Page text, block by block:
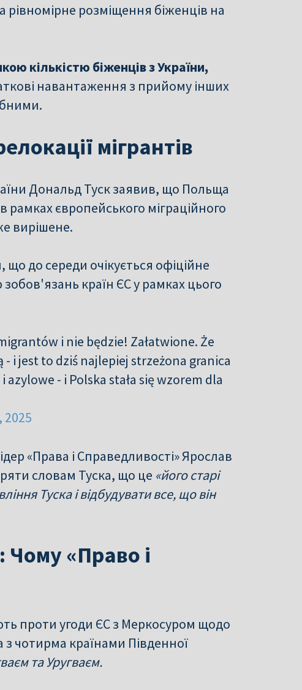
рівномірне розміщення біженців на
кількістю біженців з України,
навантаження з прийому інших
мігрантів
Дональд Туск заявив, що Польща
рамках європейського міграційного
вирішене.
до середи очікується офіційне
країн ЄС у рамках цього
i nie będzie! Załatwione. Że
i jest to dziś najlepiej strzeżona granica
- i Polska stała się wzorem dla
2025
«Права і Справедливості» Ярослав
словам Туска, що це «його старі
Туска і відбудувати все, що він
Чому «Право і
проти угоди ЄС з Меркосуром щодо
з чотирма країнами Південної
та Уругваєм.